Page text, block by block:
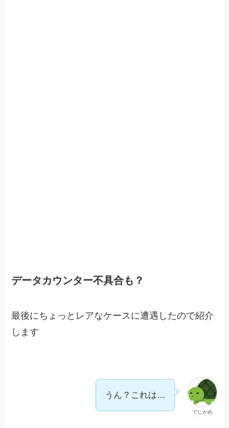
データカウンター不具合も？
最後にちょっとレアなケースに遭遇したので紹介
します
でじかめ
うん？これは…